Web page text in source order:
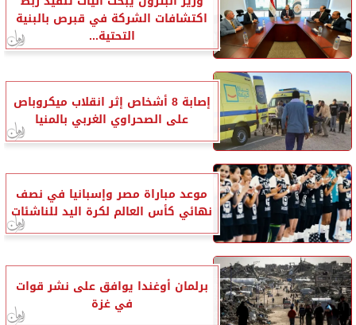
اكتشافات الشركة في قبرص بالبنية
التحتية...
إصابة 8 أشخاص إثر انقلاب ميكروباص
على الصحراوي الغربي بالمنيا
موعد مباراة مصر وإسبانيا في نصف
نهائي كأس العالم لكرة اليد للناشئات
برلمان أوغندا يوافق على نشر قوات
في غزة